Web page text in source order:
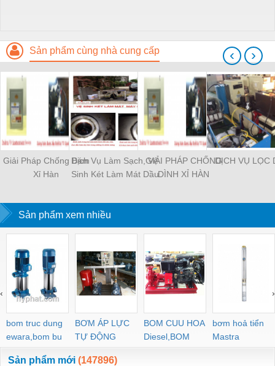
Sản phẩm cùng nhà cung cấp
Giải Pháp Chống Bám
Xỉ Hàn
Dịch Vụ Làm Sạch, Vệ
Sinh Két Làm Mát Dầu
GIẢI PHÁP CHỐNG
DÌNH XỈ HÀN
DỊCH VỤ LỌC
‹ ›
Sản phẩm xem nhiều
bom truc dung
ewara,bom bu
ewara
BƠM ÁP LỰC
TỰ ĐỘNG
BOM CUU HOA
Diesel,BOM
CHUA CHAY
bơm hoả tiển
Mastra
‹ ›
Sản phẩm mới (147896)